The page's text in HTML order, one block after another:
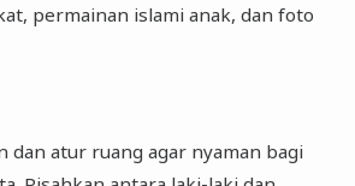
permainan islami anak, dan foto
dan atur ruang agar nyaman bagi